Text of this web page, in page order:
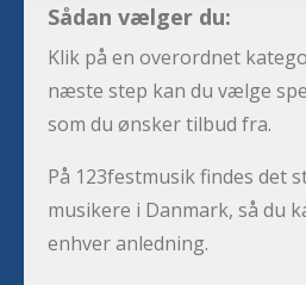
Sådan vælger du:
Klik på en overordnet
næste step kan du vælge
som du ønsker tilbud fra.
På 123festmusik findes det
musikere i Danmark, så du
enhver anledning.